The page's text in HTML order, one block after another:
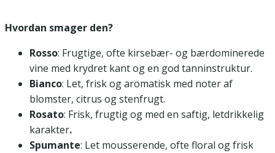
Hvordan smager den?
Rosso: Frugtige, ofte kirsebær- og bærdominerede
vine med krydret kant og en god tanninstruktur.
Bianco: Let, frisk og aromatisk med noter af
blomster, citrus og stenfrugt.
Rosato: Frisk, frugtig og med en saftig, letdrikkelig
karakter.
Spumante: Let mousserende, ofte floral og frisk